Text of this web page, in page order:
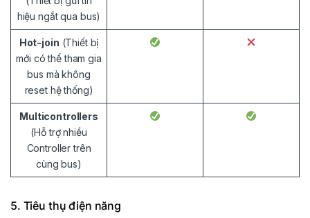
hiệu ngắt qua bus)
Hot-join (Thiết bị
mới có thể tham gia
bus mà không
reset hệ thống)
Multicontrollers
(Hỗ trợ nhiều
Controller trên
cùng bus)
5. Tiêu thụ điện năng